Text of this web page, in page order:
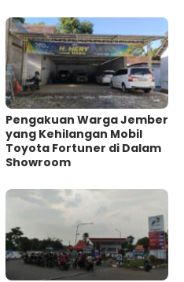
Pengakuan Warga Jember
yang Kehilangan Mobil
Toyota Fortuner di Dalam
Showroom